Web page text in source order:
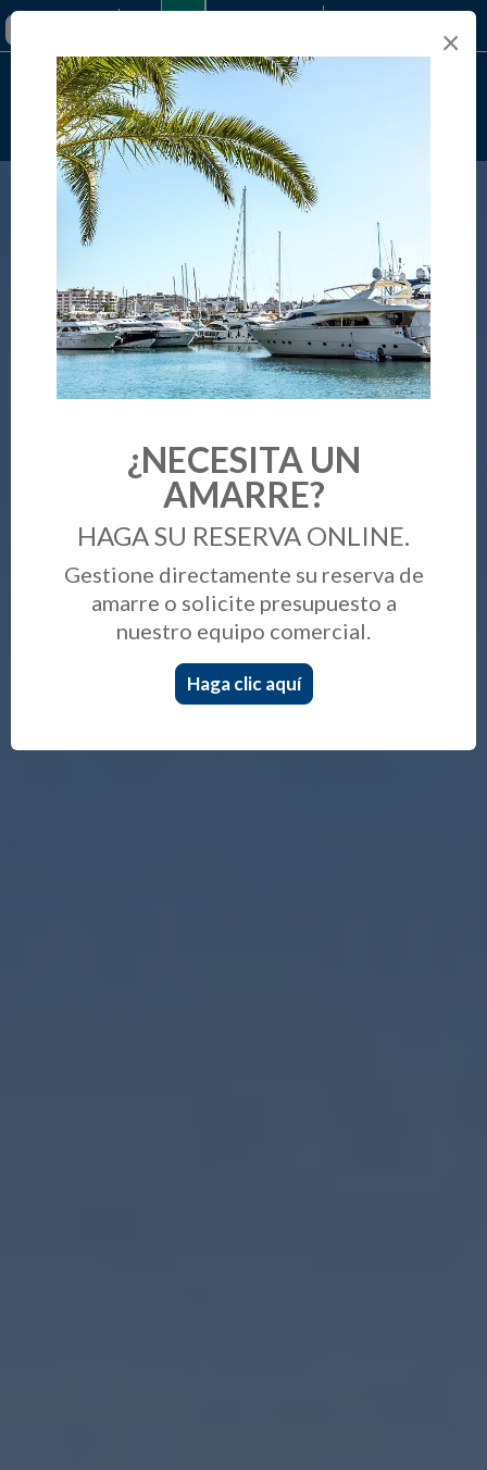
×
¿NECESITA UN
AMARRE?
HAGA SU RESERVA ONLINE.
Gestione directamente su reserva de
amarre o solicite presupuesto a
nuestro equipo comercial.
Haga clic aquí